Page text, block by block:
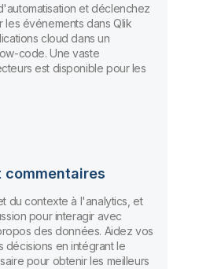
et déclenchez
les événements dans Qlik
cloud dans un
code. Une vaste
est disponible pour les
commentaires
du contexte à l'analytics, et
pour interagir avec
des données. Aidez vos
décisions en intégrant le
pour obtenir les meilleurs